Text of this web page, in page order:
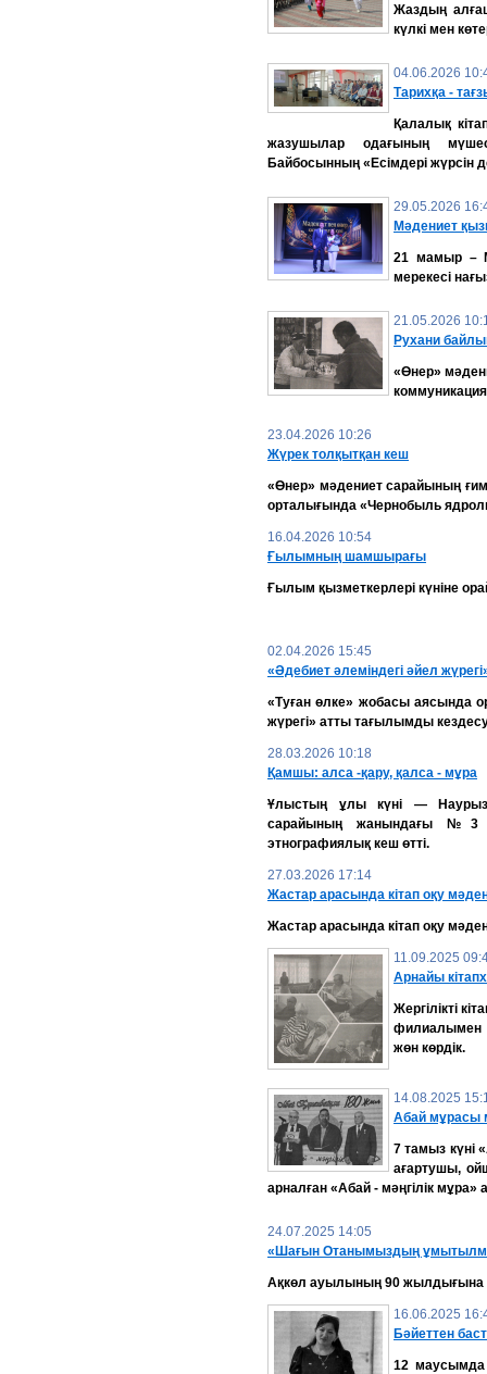
Жаздың
күлкі мен
04.06.2026
Тарихқа -
Қалалық
жазушылар одағының
Байбосынның «Есімдері жүрсін
29.05.2026
Мәдениет
21 мамыр –
мерекесі
21.05.2026
Рухани
«Өнер»
23.04.2026 10:26
Жүрек толқытқан кеш
«Өнер» мәдениет сарайының
орталығында «Чернобыль
16.04.2026 10:54
Ғылымның шамшырағы
Ғылым қызметкерлері күніне
02.04.2026 15:45
«Әдебиет әлеміндегі әйел
«Туған өлке» жобасы аясында
жүрегі» атты тағылымды кездесу
28.03.2026 10:18
Қамшы: алса -қару, қалса - мұра
Ұлыстың ұлы күні —
сарайының жанындағы №3
этнографиялық кеш өтті.
27.03.2026 17:14
Жастар арасында кітап оқу
Жастар арасында кітап оқу
11.09.2025
Арнайы
Жергілікті
филиалымен
жөн көрдік.
14.08.2025
Абай мұрасы
7 тамыз күні
ағартушы,
арналған «Абай - мәңгілік мұра»
24.07.2025 14:05
«Шағын Отанымыздың
Ақкөл ауылының 90 жылдығына
16.06.2025
Бәйеттен
12 маусымда